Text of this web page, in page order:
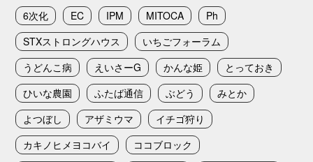
6次化 EC IPM MITOCA
Ph
STXストロングハウス
いちごフォーラム
うどんこ病
えいさーG かんな姫
とっておき
ひいな農園
ふたば通信 ぶどう
みとか
よつぼし
アザミウマ
イチゴ狩り
カキノヒメヨコバイ
ココブロック